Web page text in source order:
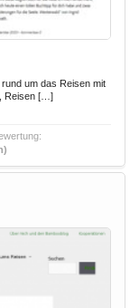
um das Reisen mit
Reisen […]